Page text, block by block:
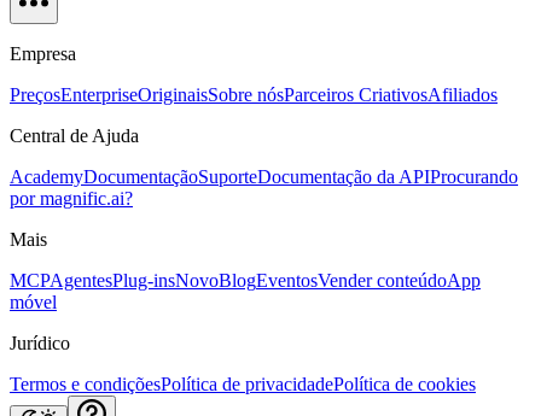
Empresa
PreçosEnterpriseOriginaisSobre nósParceiros CriativosAfiliados
Central de Ajuda
AcademyDocumentaçãoSuporteDocumentação da APIProcurando
por magnific.ai?
Mais
MCPAgentesPlug-insNovoBlogEventosVender conteúdoApp
móvel
Jurídico
Termos e condiçõesPolítica de privacidadePolítica de cookies